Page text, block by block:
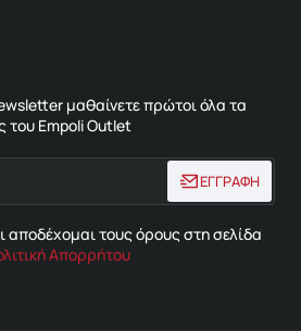
μαθαίνετε πρώτοι όλα τα
του Empoli Outlet
ΕΓΓΡΑΦΗ
αποδέχομαι τους όρους στη σελίδα
Απορρήτου